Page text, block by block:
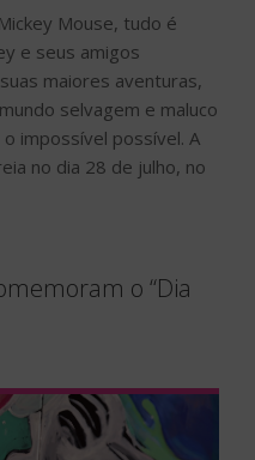
Mouse, tudo é
e seus amigos
maiores aventuras,
selvagem e maluco
impossível possível. A
no dia 28 de julho, no
o “Dia